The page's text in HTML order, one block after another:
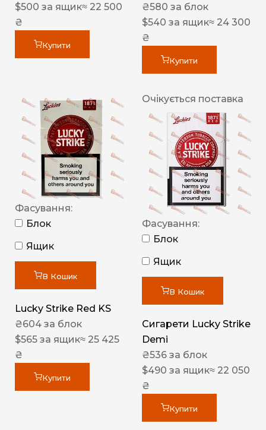
$500 за ящик≈ 22 500
₴
Купити
₴580 за блок
$540 за ящик≈ 24 300
₴
Купити
Фасування:
Блок
Ящик
В Кошик
Lucky Strike Red KS
₴604 за блок
$565 за ящик≈ 25 425
₴
Купити
Очікується поставка
Фасування:
Блок
Ящик
В Кошик
Сигарети Lucky Strike
Demi
₴536 за блок
$490 за ящик≈ 22 050
₴
Купити